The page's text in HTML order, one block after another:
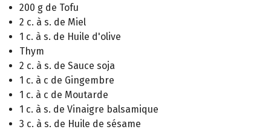
200 g de Tofu
2 c. à s. de Miel
1 c. à s. de Huile d'olive
Thym
2 c. à s. de Sauce soja
1 c. à c de Gingembre
1 c. à c de Moutarde
1 c. à s. de Vinaigre balsamique
3 c. à s. de Huile de sésame